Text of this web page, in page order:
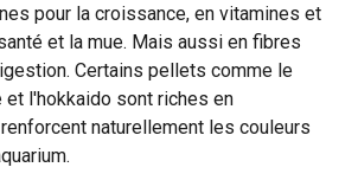
pour la croissance, en vitamines et
et la mue. Mais aussi en fibres
Certains pellets comme le
et l'hokkaido sont riches en
naturellement les couleurs